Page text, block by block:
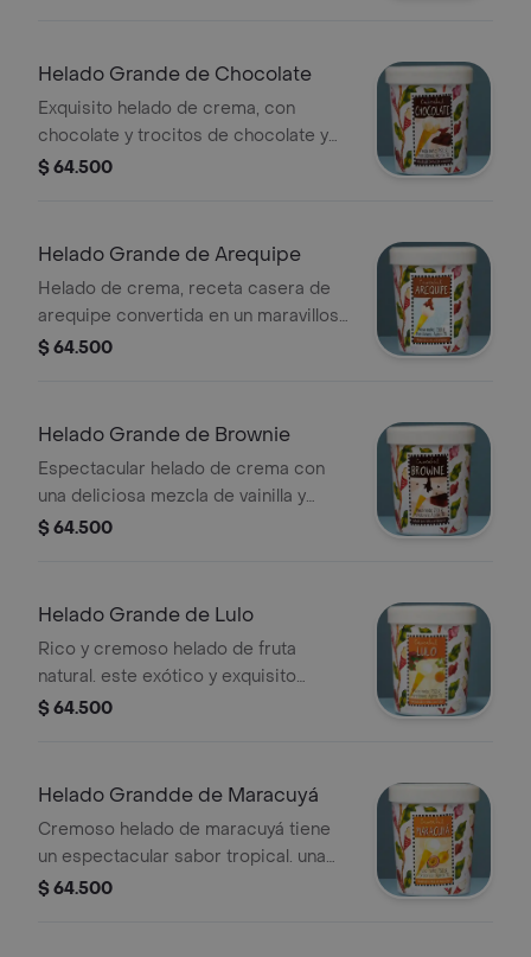
Helado Grande de Chocolate
Exquisito helado de crema, con
chocolate y trocitos de chocolate y
avellana. peso neto:792gr, porciones:
$ 64.500
Helado Grande de Arequipe
Helado de crema, receta casera de
arequipe convertida en un maravilloso
helado. un manjar imposible de
$ 64.500
Helado Grande de Brownie
Espectacular helado de crema con
una deliciosa mezcla de vainilla y
brownie. la fascinación de niños y
$ 64.500
Helado Grande de Lulo
Rico y cremoso helado de fruta
natural. este exótico y exquisito
producto tiene la acidez perfecta del
neto:750gr,porcciones:aprox 17
$ 64.500
Helado Grandde de Maracuyá
Cremoso helado de maracuyá tiene
un espectacular sabor tropical. una
deliciosa combinación del dulce y
$ 64.500